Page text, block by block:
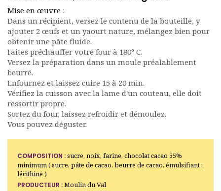
Mise en œuvre :
Dans un récipient, versez le contenu de la bouteille, y
ajouter 2 œufs et un yaourt nature, mélangez bien pour
obtenir une pâte fluide.
Faites préchauffer votre four à 180° C.
Versez la préparation dans un moule préalablement
beurré.
Enfournez et laissez cuire 15 à 20 min.
Vérifiez la cuisson avec la lame d'un couteau, elle doit
ressortir propre.
Sortez du four, laissez refroidir et démoulez.
Vous pouvez déguster.
COMPOSITION :sucre, noix, farine, chocolat cacao 55%
minimum ( sucre, pâte de cacao, beurre de cacao, émulsifiant :
lécithine )
PRODUCTEUR :Moulin du Val